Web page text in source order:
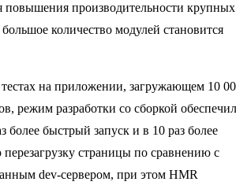
повышения производительности крупных
количество модулей становится
на приложении, загружающем 10
режим разработки со сборкой обеспечил
более быстрый запуск и в 10 раз более
страницы по сравнению с
dev-сервером, при этом HMR